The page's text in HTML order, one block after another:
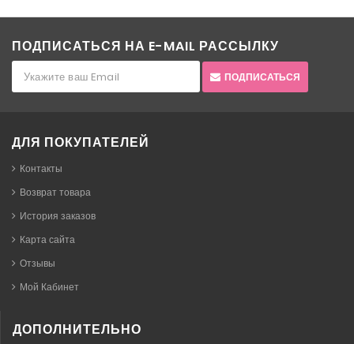
ПОДПИСАТЬСЯ НА E-MAIL РАССЫЛКУ
ПОДПИСАТЬСЯ
ДЛЯ ПОКУПАТЕЛЕЙ
Контакты
Возврат товара
История заказов
Карта сайта
Отзывы
Мой Кабинет
ДОПОЛНИТЕЛЬНО